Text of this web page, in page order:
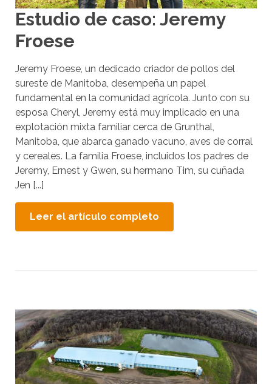
Estudio de caso: Jeremy
Froese
Jeremy Froese, un dedicado criador de pollos del
sureste de Manitoba, desempeña un papel
fundamental en la comunidad agrícola. Junto con su
esposa Cheryl, Jeremy está muy implicado en una
explotación mixta familiar cerca de Grunthal,
Manitoba, que abarca ganado vacuno, aves de corral
y cereales. La familia Froese, incluidos los padres de
Jeremy, Ernest y Gwen, su hermano Tim, su cuñada
Jen [...]
Leer el artículo completo